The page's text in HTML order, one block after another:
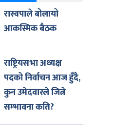
रास्वपाले बोलायो
आकस्मिक बैठक
राष्ट्रियसभा अध्यक्ष
पदको निर्वाचन आज हुँदै,
कुन उमेदवारले जित्ने
सम्भावना कति?